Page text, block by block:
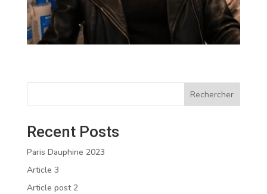
Rechercher
Recent Posts
Paris Dauphine 2023
Article 3
Article post 2